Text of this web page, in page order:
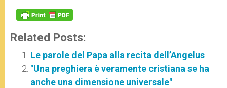
Related Posts:
Le parole del Papa alla recita dell’Angelus
"Una preghiera è veramente cristiana se ha
anche una dimensione universale"